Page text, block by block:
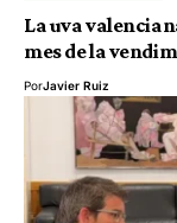
La uva
mes de la
PorJavier Ruiz